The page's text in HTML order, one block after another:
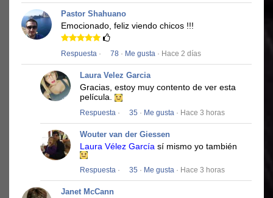
Pastor Shahuano
Emocionado, feliz viendo chicos !!!
Respuesta · 78 · Me gusta · Hace 2 días
Laura Velez Garcia
Gracias, estoy muy contento de ver esta
película.
Respuesta · 35 · Me gusta · Hace 3 horas
Wouter van der Giessen
Laura Vélez García sí mismo yo también
Respuesta · 35 · Me gusta · Hace 3 horas
Janet McCann